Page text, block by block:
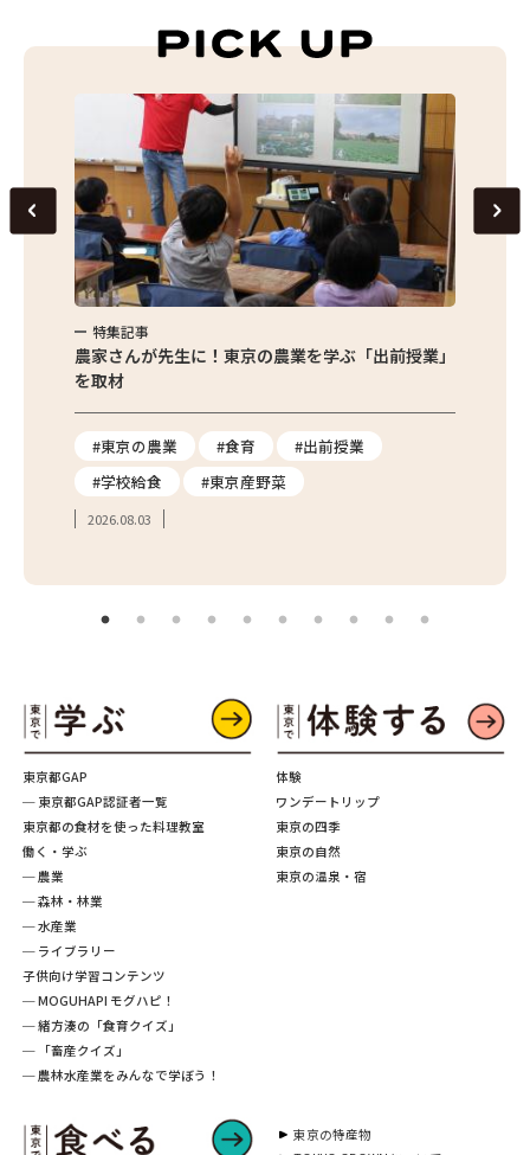
特集記事
農家さんが先生に！東京の農業を学ぶ「出前授業」
を取材
#東京の農業 #食育
#出前授業
#学校給食
#東京産野菜
2026.08.03
東京都GAP
─ 東京都GAP認証者一覧
東京都の食材を使った料理教室
働く・学ぶ
─ 農業
─ 森林・林業
─ 水産業
─ ライブラリー
子供向け学習コンテンツ
─ MOGUHAPI モグハピ！
─ 緒方湊の「食育クイズ」
─ 「畜産クイズ」
─ 農林水産業をみんなで学ぼう！
体験
ワンデートリップ
東京の四季
東京の自然
東京の温泉・宿
東京の特産物